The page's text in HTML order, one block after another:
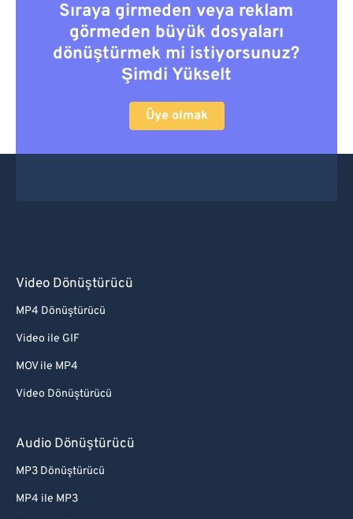
Sıraya girmeden veya reklam
görmeden büyük dosyaları
dönüştürmek mi istiyorsunuz?
Şimdi Yükselt
Üye olmak
Video Dönüştürücü
MP4 Dönüştürücü
Video ile GIF
MOV ile MP4
Video Dönüştürücü
Audio Dönüştürücü
MP3 Dönüştürücü
MP4 ile MP3